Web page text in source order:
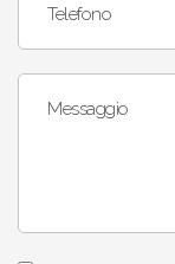
Telefono
Messaggio